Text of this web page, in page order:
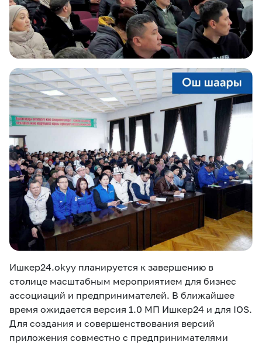
Ишкер24.okyy планируется к завершению в
столице масштабным мероприятием для бизнес
ассоциаций и предпринимателей. В ближайшее
время ожидается версия 1.0 МП Ишкер24 и для IOS.
Для создания и совершенствования версий
приложения совместно с предпринимателями